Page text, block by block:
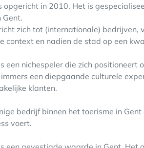
opgericht in 2010. Het is
Gent.
zich tot (internationale) bedrijven,
context en nadien de stad op een
een nichespeler die zich
een diepgaande culturele
klanten.
bedrijf binnen het toerisme in
voert.